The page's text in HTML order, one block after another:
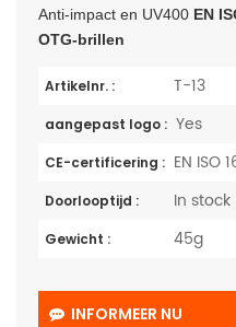
Anti-impact en UV400 EN
OTG-brillen
Artikelnr. : T-13
aangepast logo : Yes
CE-certificering : EN ISO
Doorlooptijd : In stock
Gewicht : 45g
INFORMEER NU